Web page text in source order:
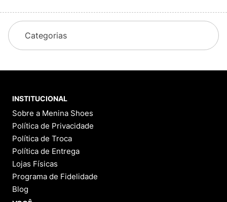
Categorias
INSTITUCIONAL
Sobre a Menina Shoes
Política de Privacidade
Política de Troca
Política de Entrega
Lojas Físicas
Programa de Fidelidade
Blog